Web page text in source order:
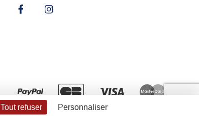
Tout refuser Personnaliser